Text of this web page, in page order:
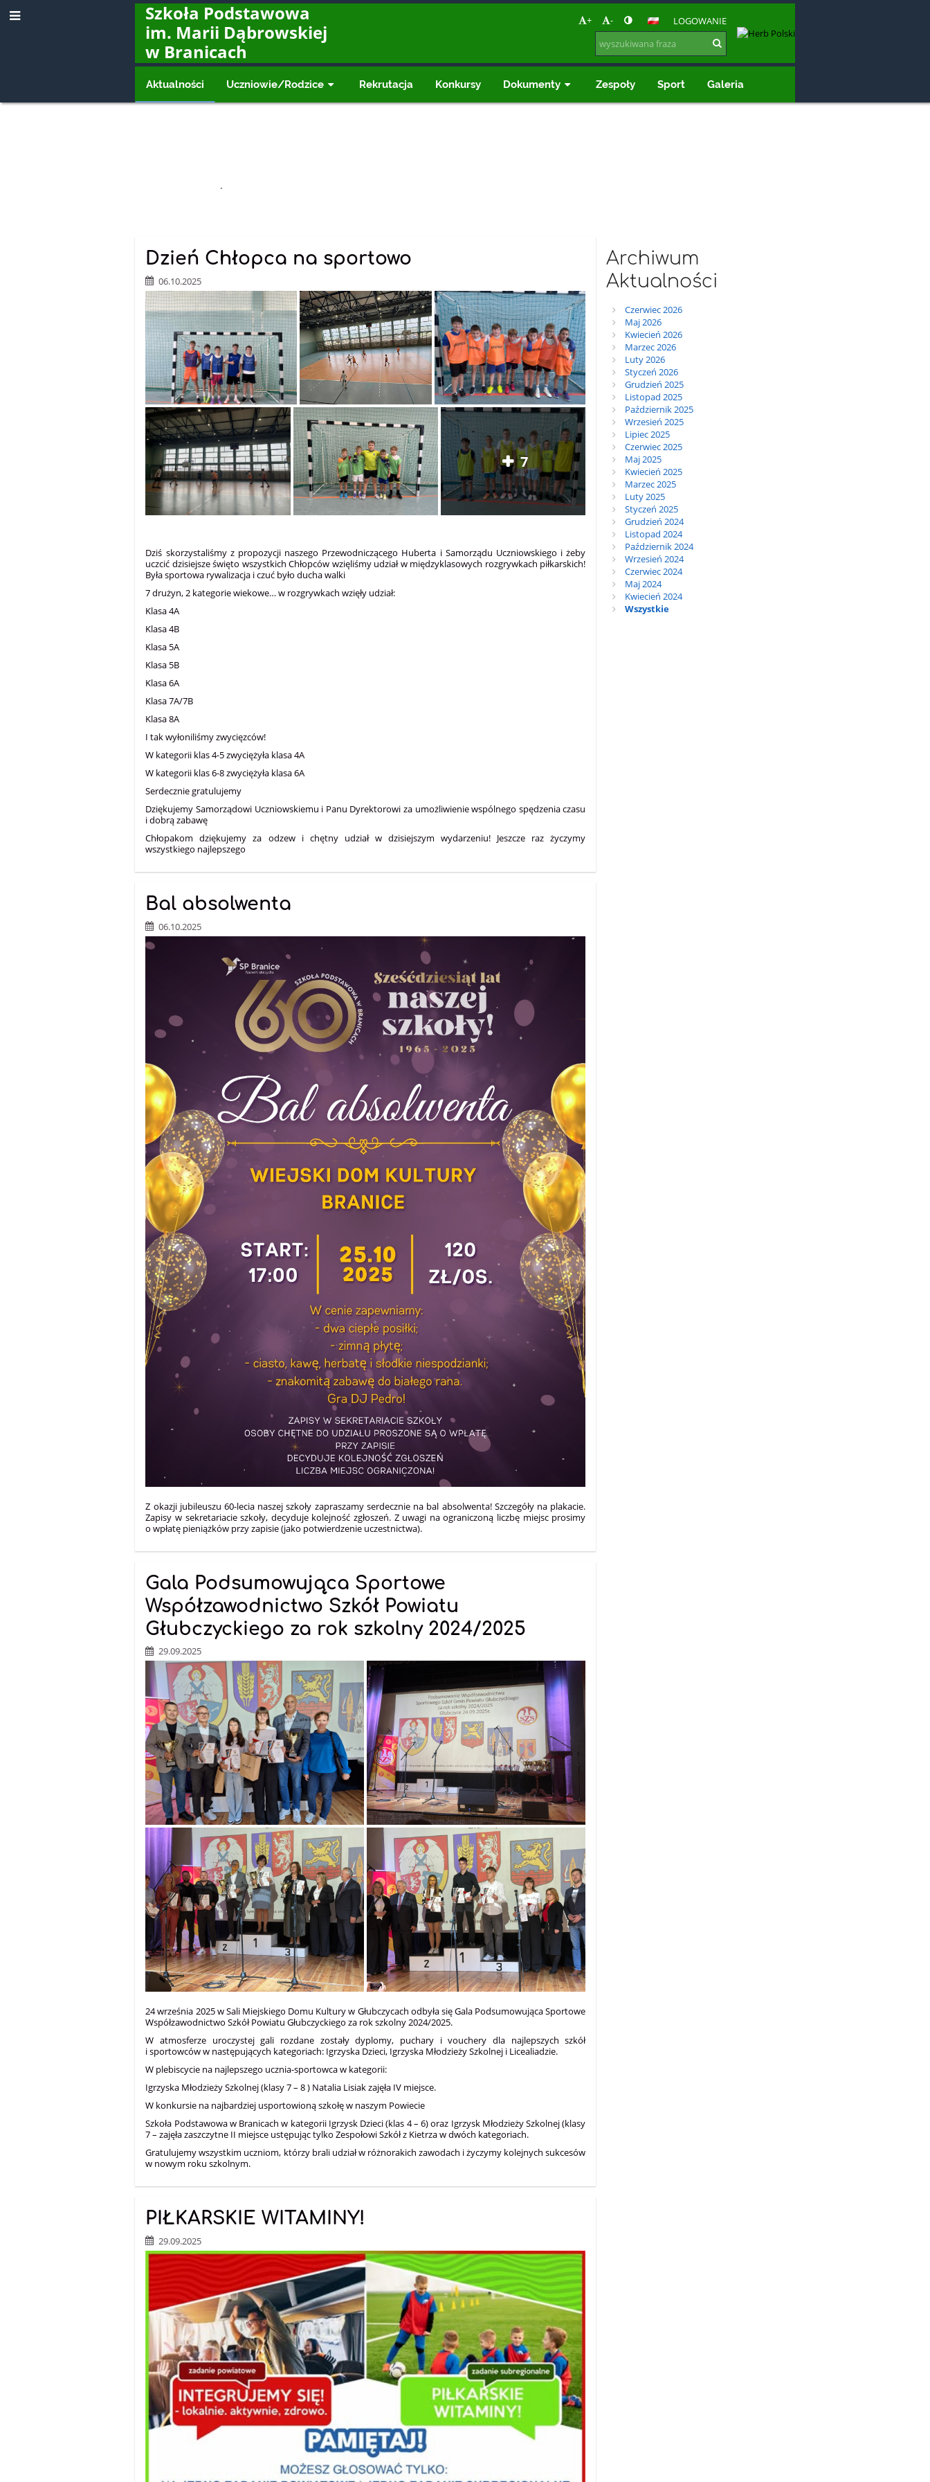
Szkoła Podstawowa
im. Marii Dąbrowskiej
w Branicach
+ - LOGOWANIE
Aktualności Uczniowie/Rodzice Rekrutacja Konkursy Dokumenty Zespoły Sport Galeria
.
Aktualności
Dzień Chłopca na sportowo
06.10.2025
7
Dziś skorzystaliśmy z propozycji naszego Przewodniczącego Huberta i Samorządu Uczniowskiego i żeby
uczcić dzisiejsze święto wszystkich Chłopców wzięliśmy udział w międzyklasowych rozgrywkach piłkarskich!
Była sportowa rywalizacja i czuć było ducha walki
7 drużyn, 2 kategorie wiekowe… w rozgrywkach wzięły udział:
Klasa 4A
Klasa 4B
Klasa 5A
Klasa 5B
Klasa 6A
Klasa 7A/7B
Klasa 8A
I tak wyłoniliśmy zwycięzców!
W kategorii klas 4-5 zwyciężyła klasa 4A
W kategorii klas 6-8 zwyciężyła klasa 6A
Serdecznie gratulujemy
Dziękujemy Samorządowi Uczniowskiemu i Panu Dyrektorowi za umożliwienie wspólnego spędzenia czasu
i dobrą zabawę
Chłopakom dziękujemy za odzew i chętny udział w dzisiejszym wydarzeniu! Jeszcze raz życzymy
wszystkiego najlepszego
Bal absolwenta
06.10.2025
Z okazji jubileuszu 60-lecia naszej szkoły zapraszamy serdecznie na bal absolwenta! Szczegóły na plakacie.
Zapisy w sekretariacie szkoły, decyduje kolejność zgłoszeń. Z uwagi na ograniczoną liczbę miejsc prosimy
o wpłatę pieniążków przy zapisie (jako potwierdzenie uczestnictwa).
Gala Podsumowująca Sportowe
Współzawodnictwo Szkół Powiatu
Głubczyckiego za rok szkolny 2024/2025
29.09.2025
24 września 2025 w Sali Miejskiego Domu Kultury w Głubczycach odbyła się Gala Podsumowująca Sportowe
Współzawodnictwo Szkół Powiatu Głubczyckiego za rok szkolny 2024/2025.
W atmosferze uroczystej gali rozdane zostały dyplomy, puchary i vouchery dla najlepszych szkół
i sportowców w następujących kategoriach: Igrzyska Dzieci, Igrzyska Młodzieży Szkolnej i Licealiadzie.
W plebiscycie na najlepszego ucznia-sportowca w kategorii:
Igrzyska Młodzieży Szkolnej (klasy 7 – 8 ) Natalia Lisiak zajęła IV miejsce.
W konkursie na najbardziej usportowioną szkołę w naszym Powiecie
Szkoła Podstawowa w Branicach w kategorii Igrzysk Dzieci (klas 4 – 6) oraz Igrzysk Młodzieży Szkolnej (klasy
7 – zajęła zaszczytne II miejsce ustępując tylko Zespołowi Szkół z Kietrza w dwóch kategoriach.
Gratulujemy wszystkim uczniom, którzy brali udział w różnorakich zawodach i życzymy kolejnych sukcesów
w nowym roku szkolnym.
PIŁKARSKIE WITAMINY!
29.09.2025
Archiwum
Aktualności
Czerwiec 2026
Maj 2026
Kwiecień 2026
Marzec 2026
Luty 2026
Styczeń 2026
Grudzień 2025
Listopad 2025
Październik 2025
Wrzesień 2025
Lipiec 2025
Czerwiec 2025
Maj 2025
Kwiecień 2025
Marzec 2025
Luty 2025
Styczeń 2025
Grudzień 2024
Listopad 2024
Październik 2024
Wrzesień 2024
Czerwiec 2024
Maj 2024
Kwiecień 2024
Wszystkie